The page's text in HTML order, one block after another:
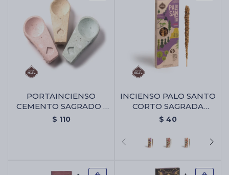
PORTAINCIENSO
CEMENTO SAGRADO -
Portaincienso Cemento
$ 110
INCIENSO PALO SANTO
CORTO SAGRADA
MADRE X4 - Lavanda
$ 40